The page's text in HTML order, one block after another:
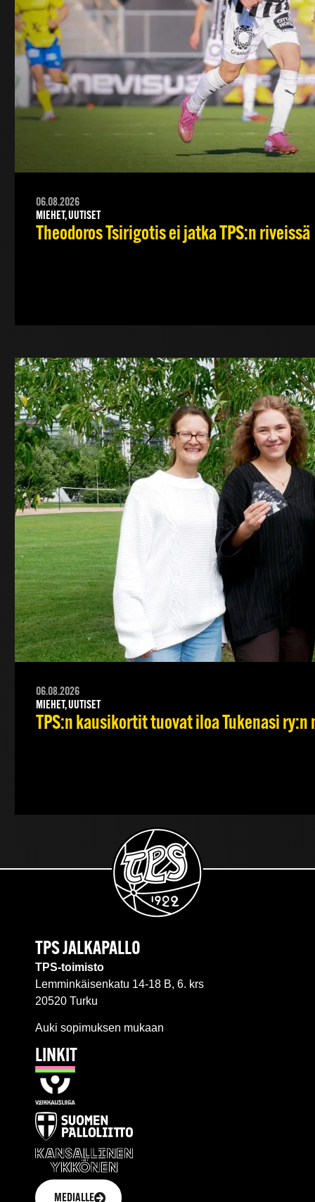
06.08.2026
MIEHET, UUTISET
Theodoros Tsirigotis ei jatka TPS:n riveissä
06.08.2026
MIEHET, UUTISET
TPS:n kausikortit tuovat iloa Tukenasi
TPS JALKAPALLO
TPS-toimisto
Lemminkäisenkatu 14-18 B, 6. krs
20520 Turku
Auki sopimuksen mukaan
LINKIT
MEDIALLE